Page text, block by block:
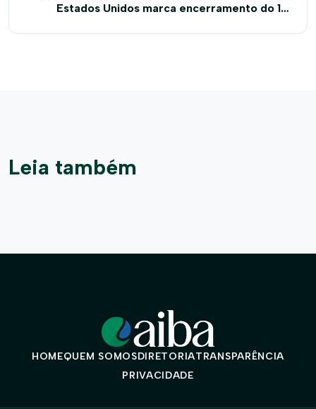
Estados Unidos marca encerramento do 11º
Leia também
HOMEQUEM SOMOSDIRETORIATRANSPARÊNCIA
PRIVACIDADE